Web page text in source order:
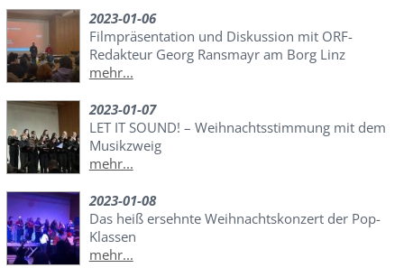
2023-01-06
Filmpräsentation und Diskussion mit ORF-
Redakteur Georg Ransmayr am Borg Linz
mehr...
2023-01-07
LET IT SOUND! – Weihnachtsstimmung mit dem
Musikzweig
mehr...
2023-01-08
Das heiß ersehnte Weihnachtskonzert der Pop-
Klassen
mehr...